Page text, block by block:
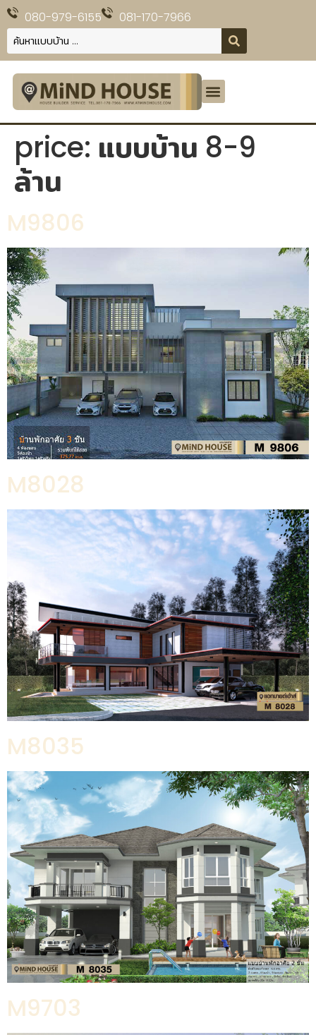
080-979-6155 081-170-7966
price: แบบบ้าน 8-9
ล้าน
M9806
M8028
M8035
M9703